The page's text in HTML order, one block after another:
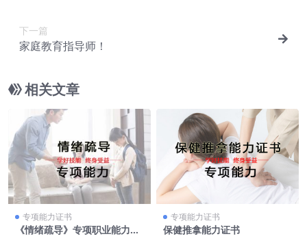
下一篇
家庭教育指导师！
相关文章
专项能力证书
《情绪疏导》专项职业能力培
专项能力证书
保健推拿能力证书